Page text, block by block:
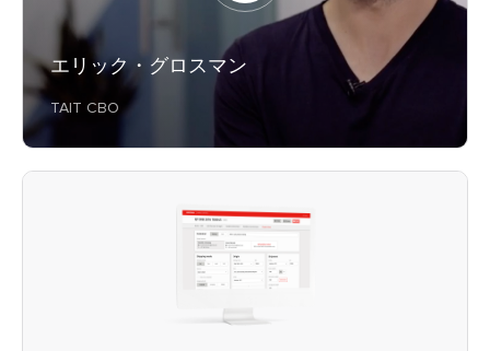
エリック・グロスマン
TAIT CBO